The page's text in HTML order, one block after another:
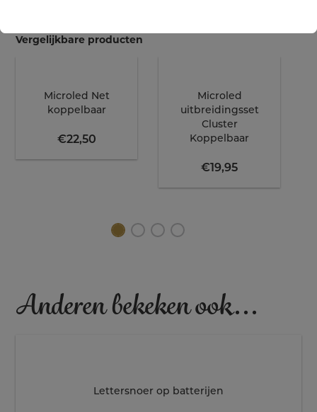
Vergelijkbare producten
Microled Net
koppelbaar
€22,50
Microled
uitbreidingsset
Cluster
Koppelbaar
€19,95
Anderen bekeken ook...
Lettersnoer op batterijen